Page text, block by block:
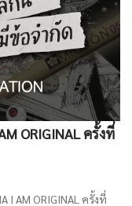
ORIGINAL ครั้งที่
I AM ORIGINAL ครั้งที่